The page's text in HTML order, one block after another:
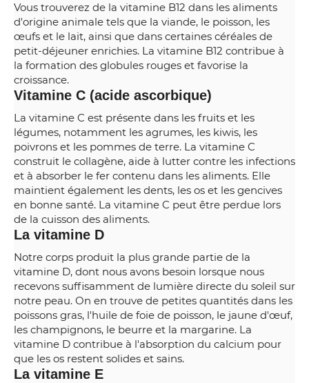
Vous trouverez de la vitamine B12 dans les aliments
d'origine animale tels que la viande, le poisson, les
œufs et le lait, ainsi que dans certaines céréales de
petit-déjeuner enrichies. La vitamine B12 contribue à
la formation des globules rouges et favorise la
croissance.
Vitamine C (acide ascorbique)
La vitamine C est présente dans les fruits et les
légumes, notamment les agrumes, les kiwis, les
poivrons et les pommes de terre. La vitamine C
construit le collagène, aide à lutter contre les infections
et à absorber le fer contenu dans les aliments. Elle
maintient également les dents, les os et les gencives
en bonne santé. La vitamine C peut être perdue lors
de la cuisson des aliments.
La vitamine D
Notre corps produit la plus grande partie de la
vitamine D, dont nous avons besoin lorsque nous
recevons suffisamment de lumière directe du soleil sur
notre peau. On en trouve de petites quantités dans les
poissons gras, l'huile de foie de poisson, le jaune d'œuf,
les champignons, le beurre et la margarine. La
vitamine D contribue à l'absorption du calcium pour
que les os restent solides et sains.
La vitamine E